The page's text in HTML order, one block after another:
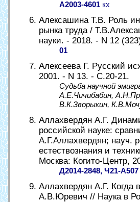
А2003-4601 кх
Алексашина Т.В. Роль
рынка труда /
науки. - 2018. - N 12
01
Алексеева Г. Русский
2001. - N 13. - С.20-21.
Судьба научной
А.Е.Чичибабин,
В.К.Зворыкин,
Аллахвердян А.Г.
российской науке:
А.Г.Аллахвердян; науч.
естествознания и
Москва: Когито-Центр,
Д2014-2848, Ч21-А507
Аллахвердян А.Г. Когда
А.В.Юревич // Наука в